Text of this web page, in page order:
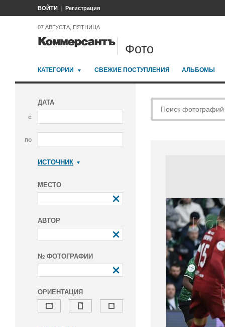
ВОЙТИ Регистрация
07 АВГУСТА, ПЯТНИЦА
Фото
КАТЕГОРИИ СВЕЖИЕ ПОСТУПЛЕНИЯ АЛЬБОМЫ
ДАТА
с
по
ИСТОЧНИК
МЕСТО
АВТОР
№ ФОТОГРАФИИ
ОРИЕНТАЦИЯ